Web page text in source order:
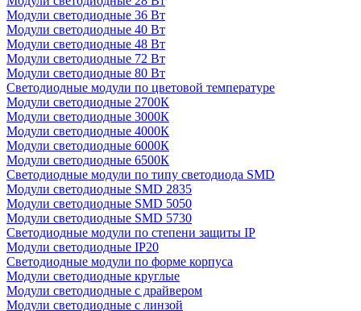
Модули светодиодные 36 Вт
Модули светодиодные 40 Вт
Модули светодиодные 48 Вт
Модули светодиодные 72 Вт
Модули светодиодные 80 Вт
Светодиодные модули по цветовой температуре
Модули светодиодные 2700К
Модули светодиодные 3000К
Модули светодиодные 4000К
Модули светодиодные 6000К
Модули светодиодные 6500К
Светодиодные модули по типу светодиода SMD
Модули светодиодные SMD 2835
Модули светодиодные SMD 5050
Модули светодиодные SMD 5730
Светодиодные модули по степени защиты IP
Модули светодиодные IP20
Светодиодные модули по форме корпуса
Модули светодиодные круглые
Модули светодиодные с драйвером
Модули светодиодные с линзой